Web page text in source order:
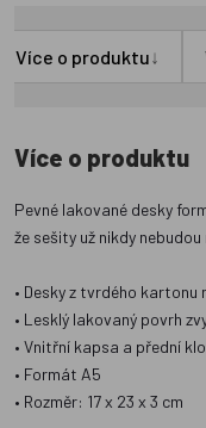
Více o produktu↓
Více o produktu
Pevné lakované desky
že sešity už nikdy
• Desky z tvrdého kartonu
• Lesklý lakovaný povrh
• Vnitřní kapsa a přední
• Formát A5
• Rozměr: 17 x 23 x 3 cm